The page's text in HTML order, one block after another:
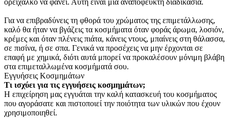
ορείχαλκο να φανεί. Αυτή είναι μια αναπόφευκτη διαδικασία.
Για να επιβραδύνεις τη φθορά του χρώματος της επιμετάλλωσης,
καλό θα ήταν να βγάζεις τα κοσμήματα όταν φοράς άρωμα, λοσιόν,
κρέμες και όταν πλένεις πιάτα, κάνεις ντους, μπαίνεις στη θάλασσα,
σε πισίνα, ή σε σπα. Γενικά να προσέχεις να μην έρχονται σε
επαφή με χημικά, διότι αυτά μπορεί να προκαλέσουν μόνιμη βλάβη
στα επιμεταλλωμένα κοσμήματά σου.
Εγγυήσεις Κοσμημάτων
Τι ισχύει για τις εγγυήσεις κοσμημάτων;
Η επιχείρηση μας εγγυάται την καλή κατασκευή του κοσμήματος
που αγοράσατε και πιστοποιεί την ποιότητα των υλικών που έχουν
χρησιμοποιηθεί.